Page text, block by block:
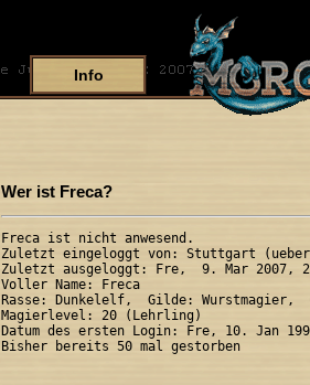
Info
Wer ist Freca?
Freca ist nicht anwesend.
Zuletzt eingeloggt von: Stuttgart
Zuletzt ausgeloggt: Fre,  9. Mar 2007,
Voller Name: Freca
Rasse: Dunkelelf,  Gilde: Wurstmagier,
Magierlevel: 20 (Lehrling)
Datum des ersten Login: Fre, 10. Jan